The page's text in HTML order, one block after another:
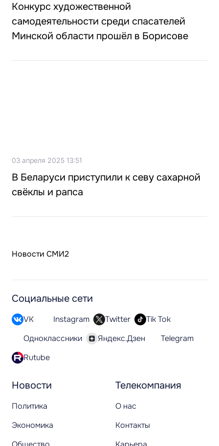
Конкурс художественной
самодеятельности среди спасателей
Минской области прошёл в Борисове
03 апреля 2025 13:51
В Беларуси приступили к севу сахарной
свёклы и рапса
Новости СМИ2
Новости
Политика
Экономика
Телекомпания
О нас
Контакты
Социальные сети
VK Instagram Twitter
Tik Tok
Одноклассники
Яндекс.Дзен
Telegram
Rutube